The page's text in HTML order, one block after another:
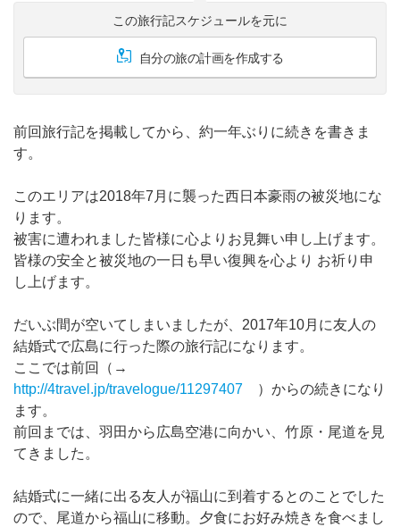
この旅行記スケジュールを元に
自分の旅の計画を作成する
前回旅行記を掲載してから、約一年ぶりに続きを書きま
す。
このエリアは2018年7月に襲った西日本豪雨の被災地にな
ります。
被害に遭われました皆様に心よりお見舞い申し上げます。
皆様の安全と被災地の一日も早い復興を心より お祈り申
し上げます。
だいぶ間が空いてしまいましたが、2017年10月に友人の
結婚式で広島に行った際の旅行記になります。
ここでは前回（→
http://4travel.jp/travelogue/11297407 ）からの続きになり
ます。
前回までは、羽田から広島空港に向かい、竹原・尾道を見
てきました。
結婚式に一緒に出る友人が福山に到着するとのことでした
ので、尾道から福山に移動。夕食にお好み焼きを食べまし